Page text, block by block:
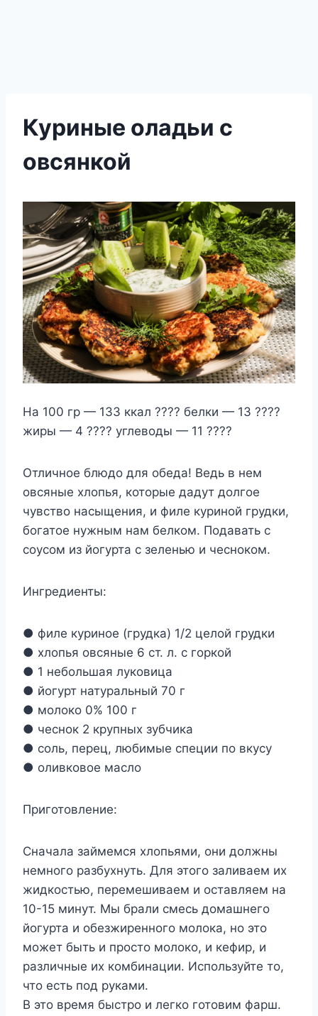
Куриные оладьи с
овсянкой
На 100 гр — 133 ккал ???? белки — 13 ????
жиры — 4 ???? углеводы — 11 ????
Отличное блюдо для обеда! Ведь в нем
овсяные хлопья, которые дадут долгое
чувство насыщения, и филе куриной грудки,
богатое нужным нам белком. Подавать с
соусом из йогурта с зеленью и чесноком.
Ингредиенты:
● филе куриное (грудка) 1/2 целой грудки
● хлопья овсяные 6 ст. л. с горкой
● 1 небольшая луковица
● йогурт натуральный 70 г
● молоко 0% 100 г
● чеснок 2 крупных зубчика
● соль, перец, любимые специи по вкусу
● оливковое масло
Приготовление:
Сначала займемся хлопьями, они должны
немного разбухнуть. Для этого заливаем их
жидкостью, перемешиваем и оставляем на
10-15 минут. Мы брали смесь домашнего
йогурта и обезжиренного молока, но это
может быть и просто молоко, и кефир, и
различные их комбинации. Используйте то,
что есть под руками.
В это время быстро и легко готовим фарш.